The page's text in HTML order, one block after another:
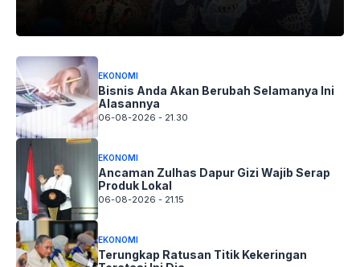
EKONOMI
Bisnis Anda Akan Berubah Selamanya Ini
Alasannya
06-08-2026 - 21.30
EKONOMI
Ancaman Zulhas Dapur Gizi Wajib Serap
Produk Lokal
06-08-2026 - 21.15
EKONOMI
Terungkap Ratusan Titik Kekeringan